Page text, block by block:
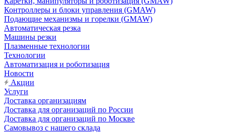
Контроллеры и блоки управления (GMAW)
Подающие механизмы и горелки (GMAW)
Автоматическая резка
Машины резки
Плазменные технологии
Технологии
Автоматизация и роботизация
Новости
Акции
Услуги
Доставка организациям
Доставка для организаций по России
Доставка для организаций по Москве
Самовывоз с нашего склада